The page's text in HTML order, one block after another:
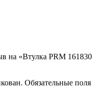
на «Втулка PRM 161830
Обязательные поля